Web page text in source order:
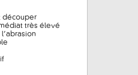
découper
très élevé